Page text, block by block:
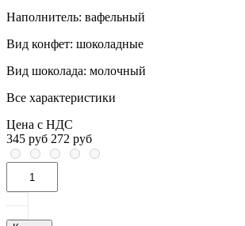
Наполнитель: вафельный
Вид конфет: шоколадные
Вид шоколада: молочный
Все характеристики
Цена с НДС
345 руб 272 руб